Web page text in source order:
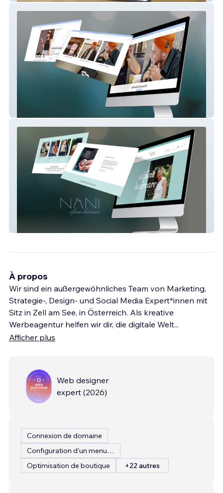
À propos
Wir sind ein außergewöhnliches Team von Marketing,
Strategie-, Design- und Social Media Expert*innen mit
Sitz in Zell am See, in Österreich. Als kreative
Werbeagentur helfen wir dir, die digitale Welt...
Afficher plus
Web designer
expert (2026)
Connexion de domaine
Configuration d'un menu de restaurant
Optimisation de boutique
+22 autres